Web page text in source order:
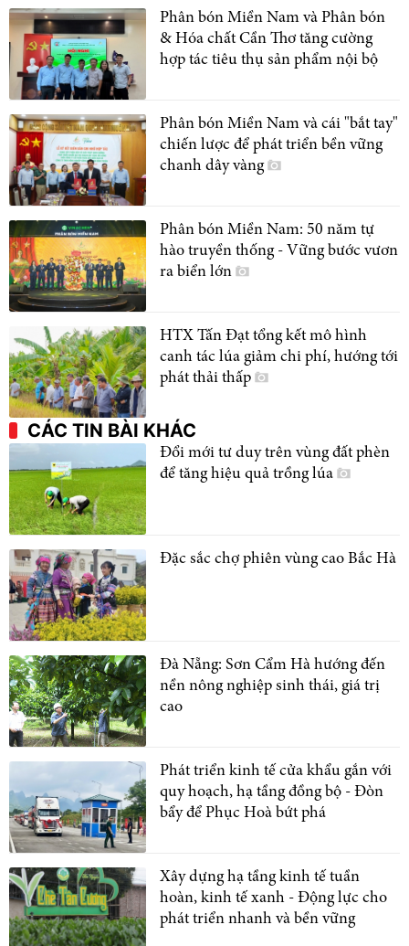
Phân bón Miền Nam và Phân bón
& Hóa chất Cần Thơ tăng cường
hợp tác tiêu thụ sản phẩm nội bộ
Phân bón Miền Nam và cái "bắt tay"
chiến lược để phát triển bền vững
chanh dây vàng
Phân bón Miền Nam: 50 năm tự
hào truyền thống - Vững bước vươn
ra biển lớn
HTX Tấn Đạt tổng kết mô hình
canh tác lúa giảm chi phí, hướng tới
phát thải thấp
CÁC TIN BÀI KHÁC
Đổi mới tư duy trên vùng đất phèn
để tăng hiệu quả trồng lúa
Đặc sắc chợ phiên vùng cao Bắc Hà
Đà Nẵng: Sơn Cẩm Hà hướng đến
nền nông nghiệp sinh thái, giá trị
cao
Phát triển kinh tế cửa khẩu gắn với
quy hoạch, hạ tầng đồng bộ - Đòn
bẩy để Phục Hoà bứt phá
Xây dựng hạ tầng kinh tế tuần
hoàn, kinh tế xanh - Động lực cho
phát triển nhanh và bền vững